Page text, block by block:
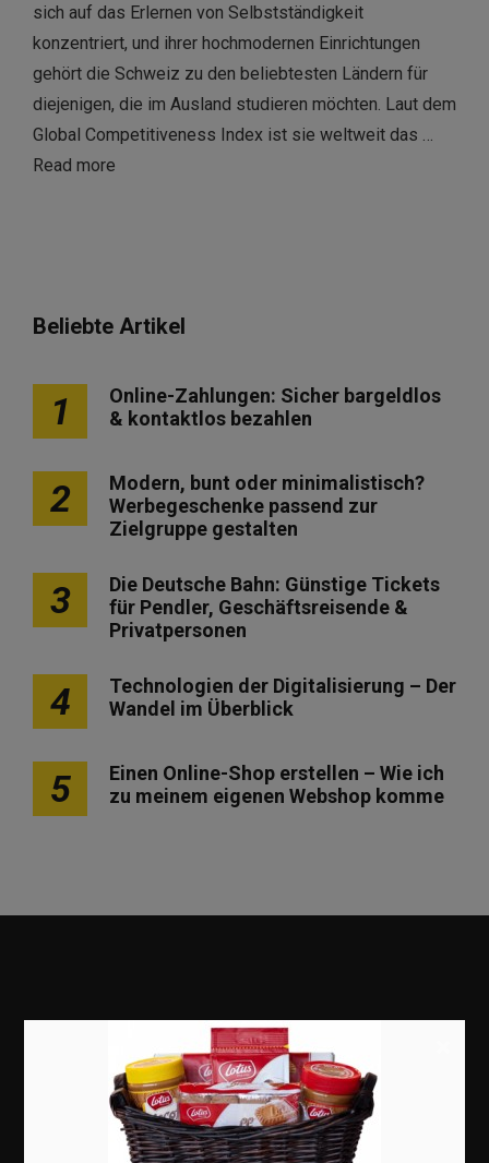
sich auf das Erlernen von Selbstständigkeit
konzentriert, und ihrer hochmodernen Einrichtungen
gehört die Schweiz zu den beliebtesten Ländern für
diejenigen, die im Ausland studieren möchten. Laut dem
Global Competitiveness Index ist sie weltweit das …
Read more
Beliebte Artikel
1
Online-Zahlungen: Sicher bargeldlos
& kontaktlos bezahlen
2
Modern, bunt oder minimalistisch?
Werbegeschenke passend zur
Zielgruppe gestalten
3
Die Deutsche Bahn: Günstige Tickets
für Pendler, Geschäftsreisende &
Privatpersonen
4
Technologien der Digitalisierung – Der
Wandel im Überblick
5
Einen Online-Shop erstellen – Wie ich
zu meinem eigenen Webshop komme
Erfolgsgeschichten